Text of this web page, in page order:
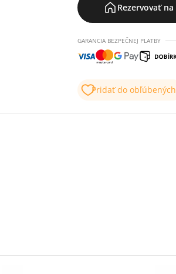
Rezervovať
GARANCIA BEZPEČNEJ PLATBY
Pridať do obľúbených